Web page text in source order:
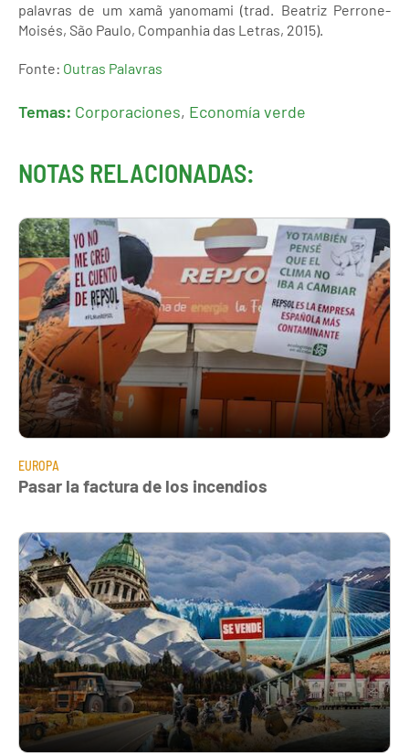
palavras de um xamã yanomami (trad. Beatriz Perrone-
Moisés, São Paulo, Companhia das Letras, 2015).
Fonte: Outras Palavras
Temas: Corporaciones, Economía verde
NOTAS RELACIONADAS:
EUROPA
Pasar la factura de los incendios